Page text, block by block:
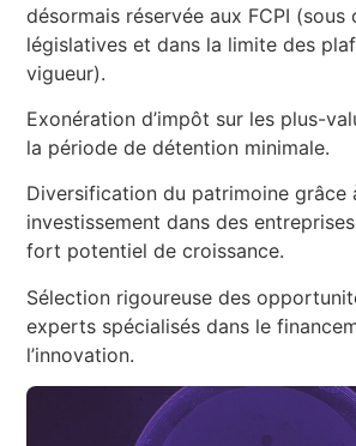
désormais réservée aux FCPI (sous
législatives et dans la limite des
vigueur).
Exonération d’impôt sur les plus-
la période de détention minimale.
Diversification du patrimoine grâce
investissement dans des
fort potentiel de croissance.
Sélection rigoureuse des
experts spécialisés dans le
l’innovation.